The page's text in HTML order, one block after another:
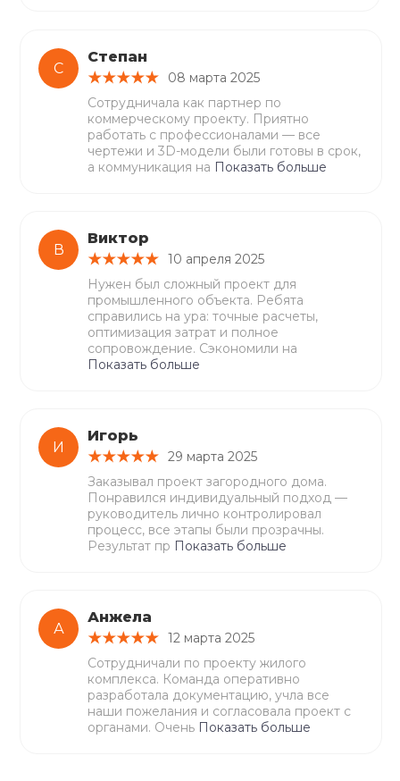
С
Степан
08 марта 2025
Сотрудничала как партнер по
коммерческому проекту. Приятно
работать с профессионалами — все
чертежи и 3D-модели были готовы в срок,
а коммуникация на Показать больше
В
Виктор
10 апреля 2025
Нужен был сложный проект для
промышленного объекта. Ребята
справились на ура: точные расчеты,
оптимизация затрат и полное
сопровождение. Сэкономили на
Показать больше
И
Игорь
29 марта 2025
Заказывал проект загородного дома.
Понравился индивидуальный подход —
руководитель лично контролировал
процесс, все этапы были прозрачны.
Результат пр Показать больше
А
Анжела
12 марта 2025
Сотрудничали по проекту жилого
комплекса. Команда оперативно
разработала документацию, учла все
наши пожелания и согласовала проект с
органами. Очень Показать больше